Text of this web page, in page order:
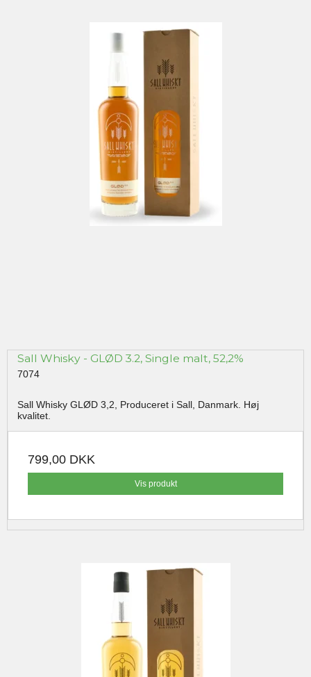
Sall Whisky - GLØD 3.2, Single malt, 52,2%
7074
Sall Whisky GLØD 3,2, Produceret i Sall, Danmark. Høj
kvalitet.
799,00 DKK
Vis produkt